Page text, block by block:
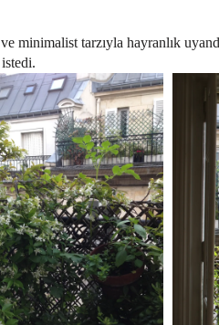
minimalist tarzıyla hayranlık